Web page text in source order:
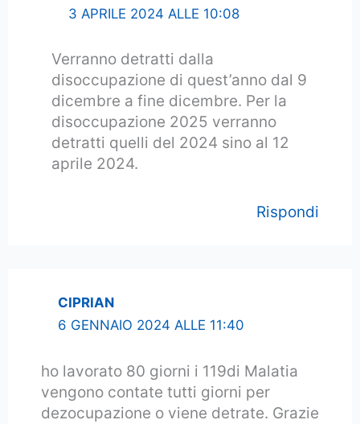
3 APRILE 2024 ALLE 10:08
Verranno detratti dalla
disoccupazione di quest’anno dal 9
dicembre a fine dicembre. Per la
disoccupazione 2025 verranno
detratti quelli del 2024 sino al 12
aprile 2024.
Rispondi
CIPRIAN
6 GENNAIO 2024 ALLE 11:40
ho lavorato 80 giorni i 119di Malatia
vengono contate tutti giorni per
dezocupazione o viene detrate. Grazie